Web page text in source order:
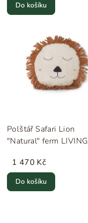
Do košíku
Polštář Safari Lion
"Natural" ferm LIVING
1 470 Kč
Do košíku